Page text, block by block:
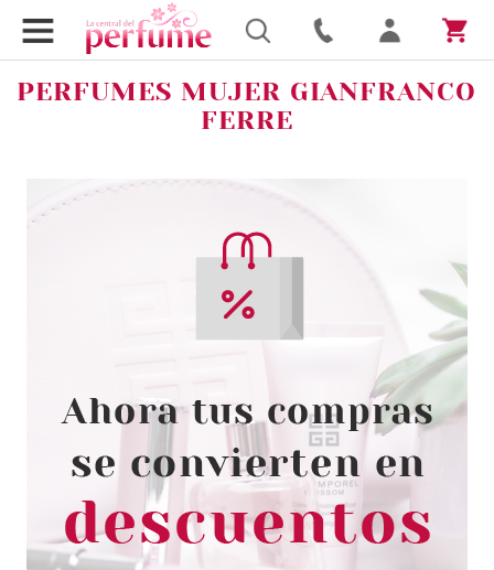
PERFUMES MUJER GIANFRANCO
FERRE